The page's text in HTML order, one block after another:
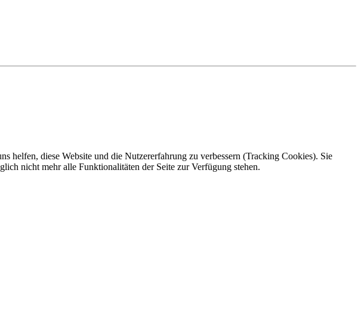
helfen, diese Website und die Nutzererfahrung zu verbessern (Tracking Cookies). Sie
nicht mehr alle Funktionalitäten der Seite zur Verfügung stehen.